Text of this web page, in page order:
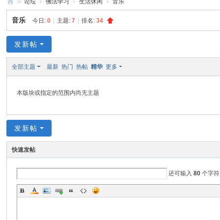
禅
净
中
心
» 论坛 › 佛法学习 › 生活休闲 › 音乐
音乐 今日:0 主题:7 排名:34
发新帖
全部主题 最新 热门 热帖 精华 更多
本版块或指定的范围内尚无主题
发新帖
快速发帖
还可输入80 个字符